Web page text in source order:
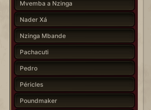
Mvemba a Nzinga
Nader Xá
Nzinga Mbande
Pachacuti
Pedro
Péricles
Poundmaker